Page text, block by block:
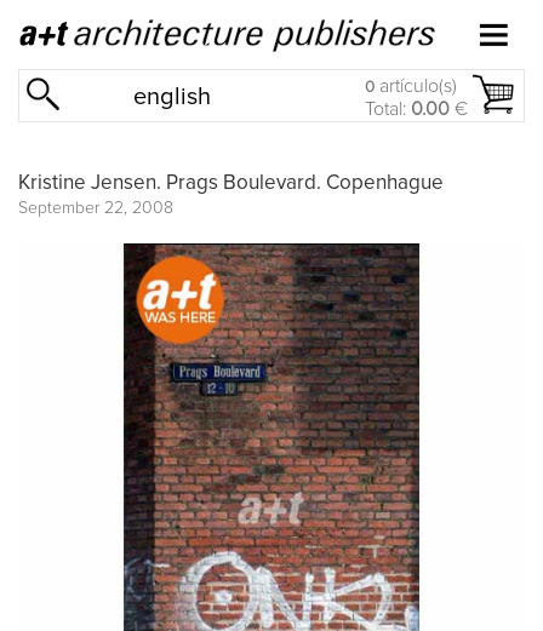
english 0 artículo(s)
Total: 0.00 €
Kristine Jensen. Prags Boulevard. Copenhague
September 22, 2008